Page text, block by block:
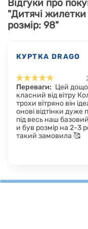
Відгуки про
"Дитячі жилетки
розмір: 98"
КУРТКА DRAGO
Переваги: Цей
класний від вітру
трохи вітряно він
онові відтінки дуже
під весь наш
и був розмір на 2-3
такий замовила 🥰